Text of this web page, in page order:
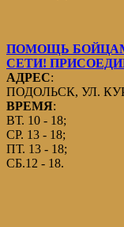
ПОМОЩЬ
СЕТИ!
АДРЕС:
ПОДОЛЬСК, УЛ.
ВРЕМЯ:
ВТ. 10 - 18;
СР. 13 - 18;
ПТ. 13 - 18;
СБ.12 - 18.